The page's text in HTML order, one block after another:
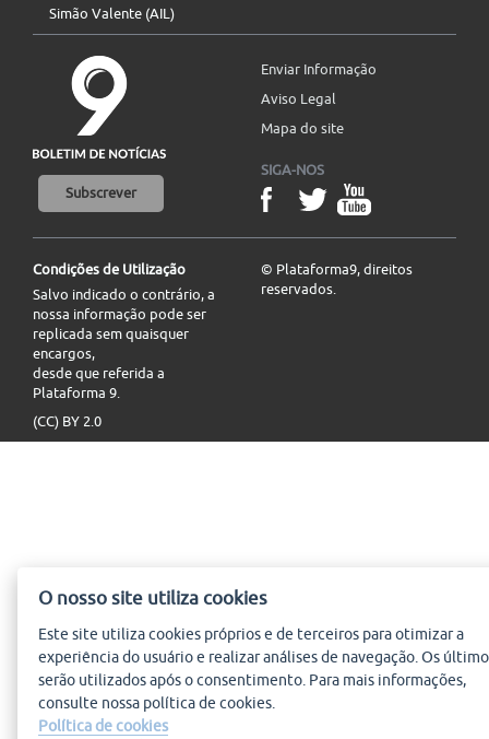
Simão Valente (AIL)
Subscrever
Enviar Informação
Aviso Legal
Mapa do site
SIGA-NOS
Condições de Utilização
Salvo indicado o contrário, a
nossa informação pode ser
replicada sem quaisquer
encargos,
desde que referida a
Plataforma 9.
(CC) BY 2.0
© Plataforma9, direitos
reservados.
O nosso site utiliza cookies
Este site utilizacookies próprios e de terceiros para otimizar a
experiência do usuário e realizar análises de navegação. Os
serão utilizados após o consentimento. Para mais informações,
consulte nossa política decookies
Política de cookies